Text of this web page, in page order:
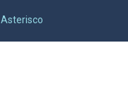
Asterisco